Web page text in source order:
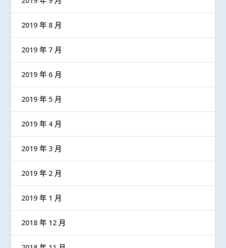
2019 年 8 月
2019 年 7 月
2019 年 6 月
2019 年 5 月
2019 年 4 月
2019 年 3 月
2019 年 2 月
2019 年 1 月
2018 年 12 月